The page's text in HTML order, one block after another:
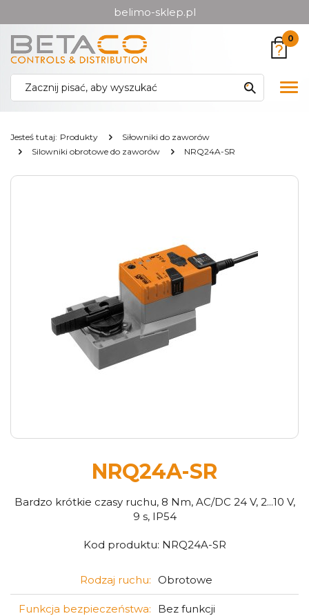
do menu
głównego
do
menu
w
stopce
belimo-sklep.pl
0
Jesteś tutaj: Produkty
Siłowniki do zaworów
Silowniki obrotowe do zaworów
NRQ24A-SR
NRQ24A-SR
Bardzo krótkie czasy ruchu, 8 Nm, AC/DC 24 V, 2...10 V,
9 s, IP54
Kod produktu: NRQ24A-SR
Rodzaj ruchu: Obrotowe
Funkcja bezpieczeństwa:
Bez funkcji